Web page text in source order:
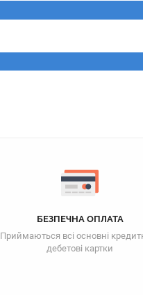
БЕЗПЕЧНА ОПЛАТА
Приймаються всі основні
дебетові картки